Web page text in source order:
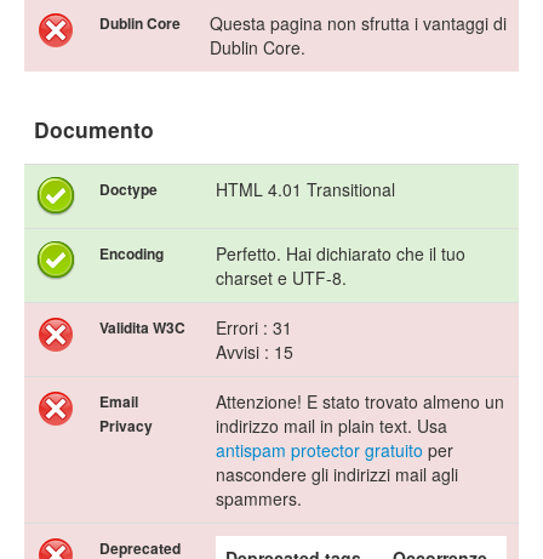
Dublin Core
Questa pagina non sfrutta i vantaggi di
Dublin Core.
Documento
Doctype HTML 4.01 Transitional
Encoding
Perfetto. Hai dichiarato che il tuo
charset e UTF-8.
Validita W3C
Errori : 31
Avvisi : 15
Email
Privacy
Attenzione! E stato trovato almeno un
indirizzo mail in plain text. Usa
antispam protector gratuito per
nascondere gli indirizzi mail agli
spammers.
Deprecated